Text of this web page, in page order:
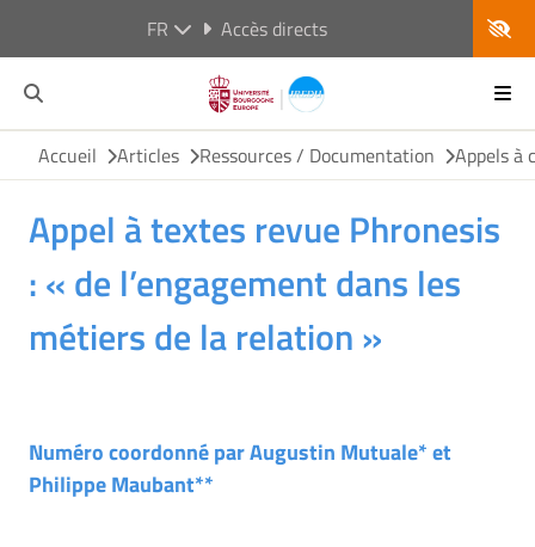
FR Accès directs
Accueil Articles Ressources / Documentation Appels à
Appel à textes revue Phronesis
: « de l’engagement dans les
métiers de la relation »
Numéro coordonné par Augustin Mutuale* et
Philippe Maubant**